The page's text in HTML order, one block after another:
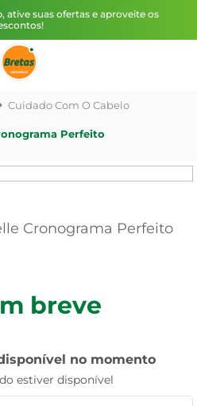
ative suas ofertas e aproveite os
Cuidado Com O Cabelo
Perfeito
Cronograma Perfeito
breve
no momento
estiver disponível